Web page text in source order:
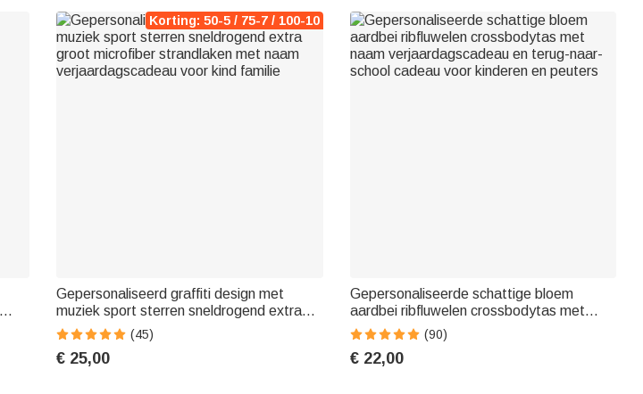
Korting: 50-5 / 75-7 / 100-10
Gepersonaliseerd graffiti design met
muziek sport sterren sneldrogend extra
groot microfiber strandlaken met naam
verjaardagscadeau voor kind familie
(45)
€ 25,00
Gepersonaliseerde schattige bloem
aardbei ribfluwelen crossbodytas met
naam verjaardagscadeau en terug-naar-
school cadeau voor kinderen en peuters
(90)
€ 22,00